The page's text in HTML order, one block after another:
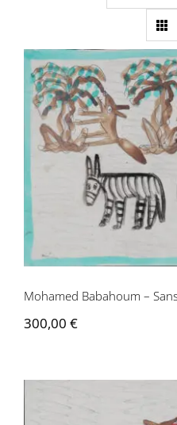
Artistes
Éditions
Area revue)s(
Area antic
Blog
À propos
Mohamed
Mohamed Babahoum –
300,00 €